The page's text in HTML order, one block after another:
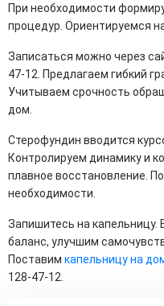
При необходимости
процедур. Ориентируемся
Записаться можно через
47-12. Предлагаем гибкий
Учитываем срочность
дом.
Стерофундин вводится
Контролируем динамику и
плавное восстановление.
необходимости.
Запишитесь на
баланс, улучшим
Поставим капельницу на
128-47-12.